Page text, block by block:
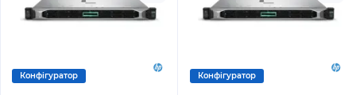
Конфігуратор Конфігуратор